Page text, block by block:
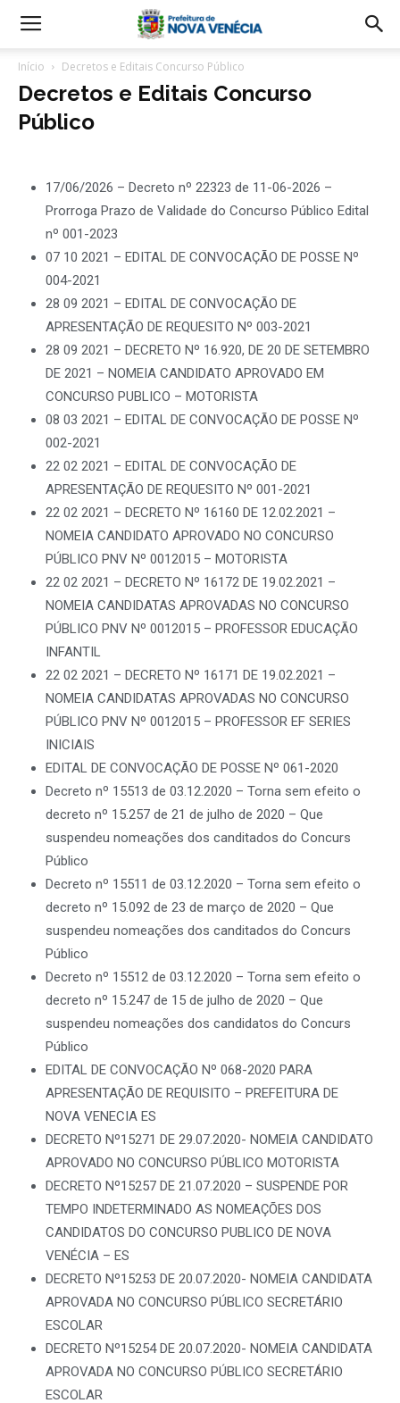
Início Decretos e Editais Concurso Público
Decretos e Editais Concurso
Público
17/06/2026 – Decreto nº 22323 de 11-06-2026 –
Prorroga Prazo de Validade do Concurso Público Edital
nº 001-2023
07 10 2021 – EDITAL DE CONVOCAÇÃO DE POSSE Nº
004-2021
28 09 2021 – EDITAL DE CONVOCAÇÃO DE
APRESENTAÇÃO DE REQUESITO Nº 003-2021
28 09 2021 – DECRETO Nº 16.920, DE 20 DE SETEMBRO
DE 2021 – NOMEIA CANDIDATO APROVADO EM
CONCURSO PUBLICO – MOTORISTA
08 03 2021 – EDITAL DE CONVOCAÇÃO DE POSSE Nº
002-2021
22 02 2021 – EDITAL DE CONVOCAÇÃO DE
APRESENTAÇÃO DE REQUESITO Nº 001-2021
22 02 2021 – DECRETO Nº 16160 DE 12.02.2021 –
NOMEIA CANDIDATO APROVADO NO CONCURSO
PÚBLICO PNV Nº 0012015 – MOTORISTA
22 02 2021 – DECRETO Nº 16172 DE 19.02.2021 –
NOMEIA CANDIDATAS APROVADAS NO CONCURSO
PÚBLICO PNV Nº 0012015 – PROFESSOR EDUCAÇÃO
INFANTIL
22 02 2021 – DECRETO Nº 16171 DE 19.02.2021 –
NOMEIA CANDIDATAS APROVADAS NO CONCURSO
PÚBLICO PNV Nº 0012015 – PROFESSOR EF SERIES
INICIAIS
EDITAL DE CONVOCAÇÃO DE POSSE Nº 061-2020
Decreto nº 15513 de 03.12.2020 – Torna sem efeito o
decreto nº 15.257 de 21 de julho de 2020 – Que
suspendeu nomeações dos canditados do Concurs
Público
Decreto nº 15511 de 03.12.2020 – Torna sem efeito o
decreto nº 15.092 de 23 de março de 2020 – Que
suspendeu nomeações dos canditados do Concurs
Público
Decreto nº 15512 de 03.12.2020 – Torna sem efeito o
decreto nº 15.247 de 15 de julho de 2020 – Que
suspendeu nomeações dos candidatos do Concurs
Público
EDITAL DE CONVOCAÇÃO Nº 068-2020 PARA
APRESENTAÇÃO DE REQUISITO – PREFEITURA DE
NOVA VENECIA ES
DECRETO Nº15271 DE 29.07.2020- NOMEIA CANDIDATO
APROVADO NO CONCURSO PÚBLICO MOTORISTA
DECRETO Nº15257 DE 21.07.2020 – SUSPENDE POR
TEMPO INDETERMINADO AS NOMEAÇÕES DOS
CANDIDATOS DO CONCURSO PUBLICO DE NOVA
VENÉCIA – ES
DECRETO Nº15253 DE 20.07.2020- NOMEIA CANDIDATA
APROVADA NO CONCURSO PÚBLICO SECRETÁRIO
ESCOLAR
DECRETO Nº15254 DE 20.07.2020- NOMEIA CANDIDATA
APROVADA NO CONCURSO PÚBLICO SECRETÁRIO
ESCOLAR